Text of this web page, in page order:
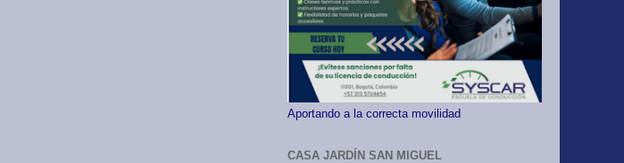
Aportando a la correcta movilidad
CASA JARDÍN SAN MIGUEL